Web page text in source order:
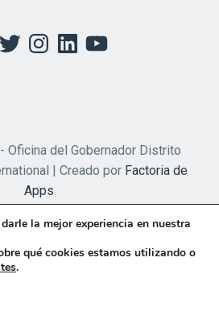
TwitterInstagramLinkedInYouTube
Oficina del Gobernador Distrito
| Creado por Factoria de
Apps
la mejor experiencia en nuestra
qué cookies estamos utilizando o
.